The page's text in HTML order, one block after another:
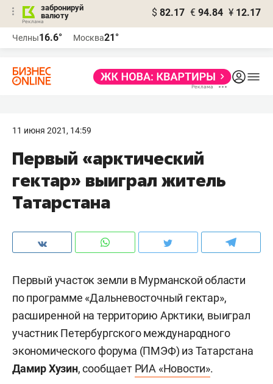
забронируй
валюту
$ 82.17 € 94.84 ¥ 12.17
Челны16.6° Москва21°
11 июня 2021, 14:59
Первый «арктический
гектар» выиграл житель
Татарстана
Первый участок земли в Мурманской области
по программе «Дальневосточный гектар»,
расширенной на территорию Арктики, выиграл
участник Петербургского международного
экономического форума (ПМЭФ) из Татарстана
Дамир Хузин, сообщает РИА «Новости».